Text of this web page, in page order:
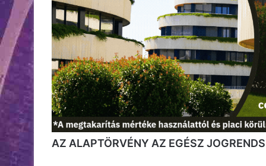
AZ ALAPTÖRVÉNY AZ EGÉSZ